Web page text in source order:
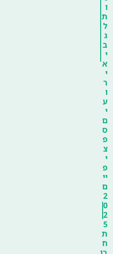
ו
ת
ל
ג
ב
י
א
י
ר
ו
ע
י
ם
ס
פ
צ
י
פ
יי
ם
2
0
2
5
ת
ח